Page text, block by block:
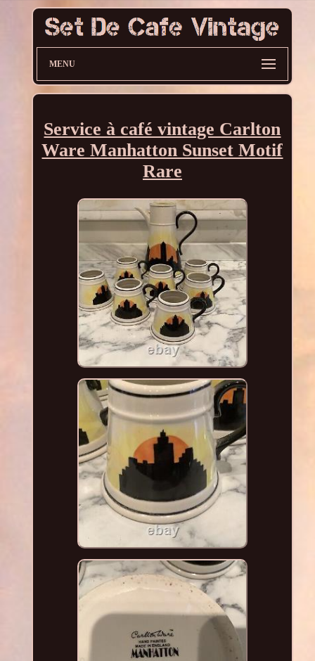
MENU
Service à café vintage Carlton
Ware Manhatton Sunset Motif
Rare